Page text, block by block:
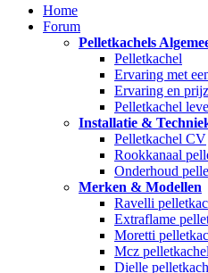
Home
Forum
Pelletkachels
Pelletkachel
Ervaring met
Ervaring en
Pelletkachel
Installatie &
Pelletkachel CV
Rookkanaal
Onderhoud
Merken & Modellen
Ravelli
Extraflame
Moretti
Mcz pelletkachel
Dielle